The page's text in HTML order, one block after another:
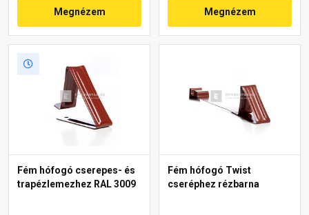
Megnézem Megnézem
Fém hófogó cserepes- és
trapézlemezhez RAL 3009
Fém hófogó Twist
cseréphez rézbarna